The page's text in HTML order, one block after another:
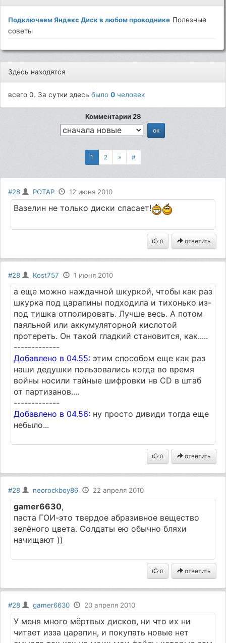
Подключаем Яндекс Диск в любом проводнике Полезные
советы
Здесь находятся
всего 0. За сутки здесьбыло0 человек
Комментарии 28
1 2 » #
#28 POTAP 12 июня 2010
Вазелин не только диски спасает!
0 ответить
#28 Kost757 1 июня 2010
а еще можно наждачной шкуркой, чтобы как раз
шкурка под царапины подходила и тихонько из-
под тишка отполировать. Лучше весь. А потом
паяльной или аккумуляторной кислотой
протереть. Он такой гладкий становится, как.....
-------------
Добавлено в 04.55: этим способом еще как раз
наши дедушки пользовались когда во время
войны носили тайные шифровки нв CD в штаб
от партизанов....
-------------
Добавлено в 04.56: ну просто дивиди тогда еще
небыло...
0 ответить
#28 neorockboy86 22 апреля 2010
gamer6630,
паста ГОИ-это твердое абразивное вещество
зелёного цвета. Солдаты ею обычно бляхи
начищают ))
0 ответить
#28 gamer6630 20 апреля 2010
У меня много мёртвых дисков, ни что их ни
читает изза царапин, и покупать новые нет